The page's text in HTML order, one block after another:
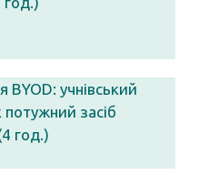
BYOD: учнівський
засіб
год.)